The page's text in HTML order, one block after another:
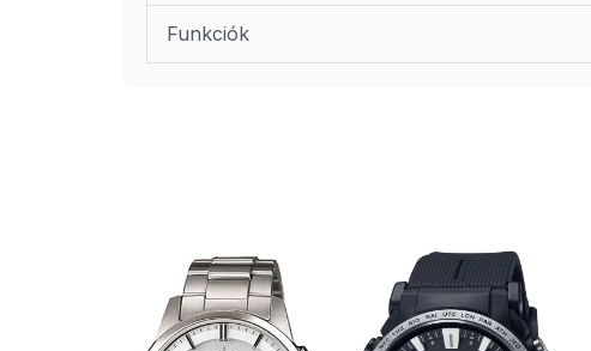
Funkciók